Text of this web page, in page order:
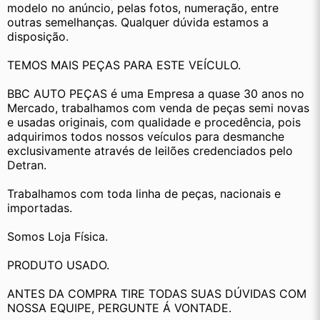
modelo no anúncio, pelas fotos, numeração, entre
outras semelhanças. Qualquer dúvida estamos a
disposição.
TEMOS MAIS PEÇAS PARA ESTE VEÍCULO.
BBC AUTO PEÇAS é uma Empresa a quase 30 anos no
Mercado, trabalhamos com venda de peças semi novas
e usadas originais, com qualidade e procedência, pois
adquirimos todos nossos veículos para desmanche
exclusivamente através de leilões credenciados pelo
Detran.
Trabalhamos com toda linha de peças, nacionais e
importadas.
Somos Loja Física.
PRODUTO USADO.
ANTES DA COMPRA TIRE TODAS SUAS DÚVIDAS COM
NOSSA EQUIPE, PERGUNTE Á VONTADE.